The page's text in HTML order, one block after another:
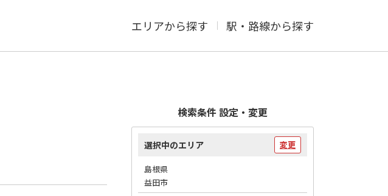
エリアから探す 駅・路線から探す
検索条件 設定・変更
選択中のエリア 変更
島根県
益田市